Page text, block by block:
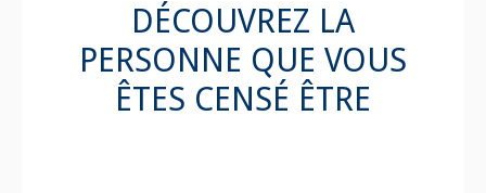
DÉCOUVREZ LA
PERSONNE QUE VOUS
ÊTES CENSÉ ÊTRE